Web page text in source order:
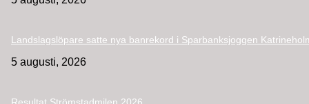
Landslagslöpare satte nya banrekord i Sparbanksjoggen
5 augusti, 2026